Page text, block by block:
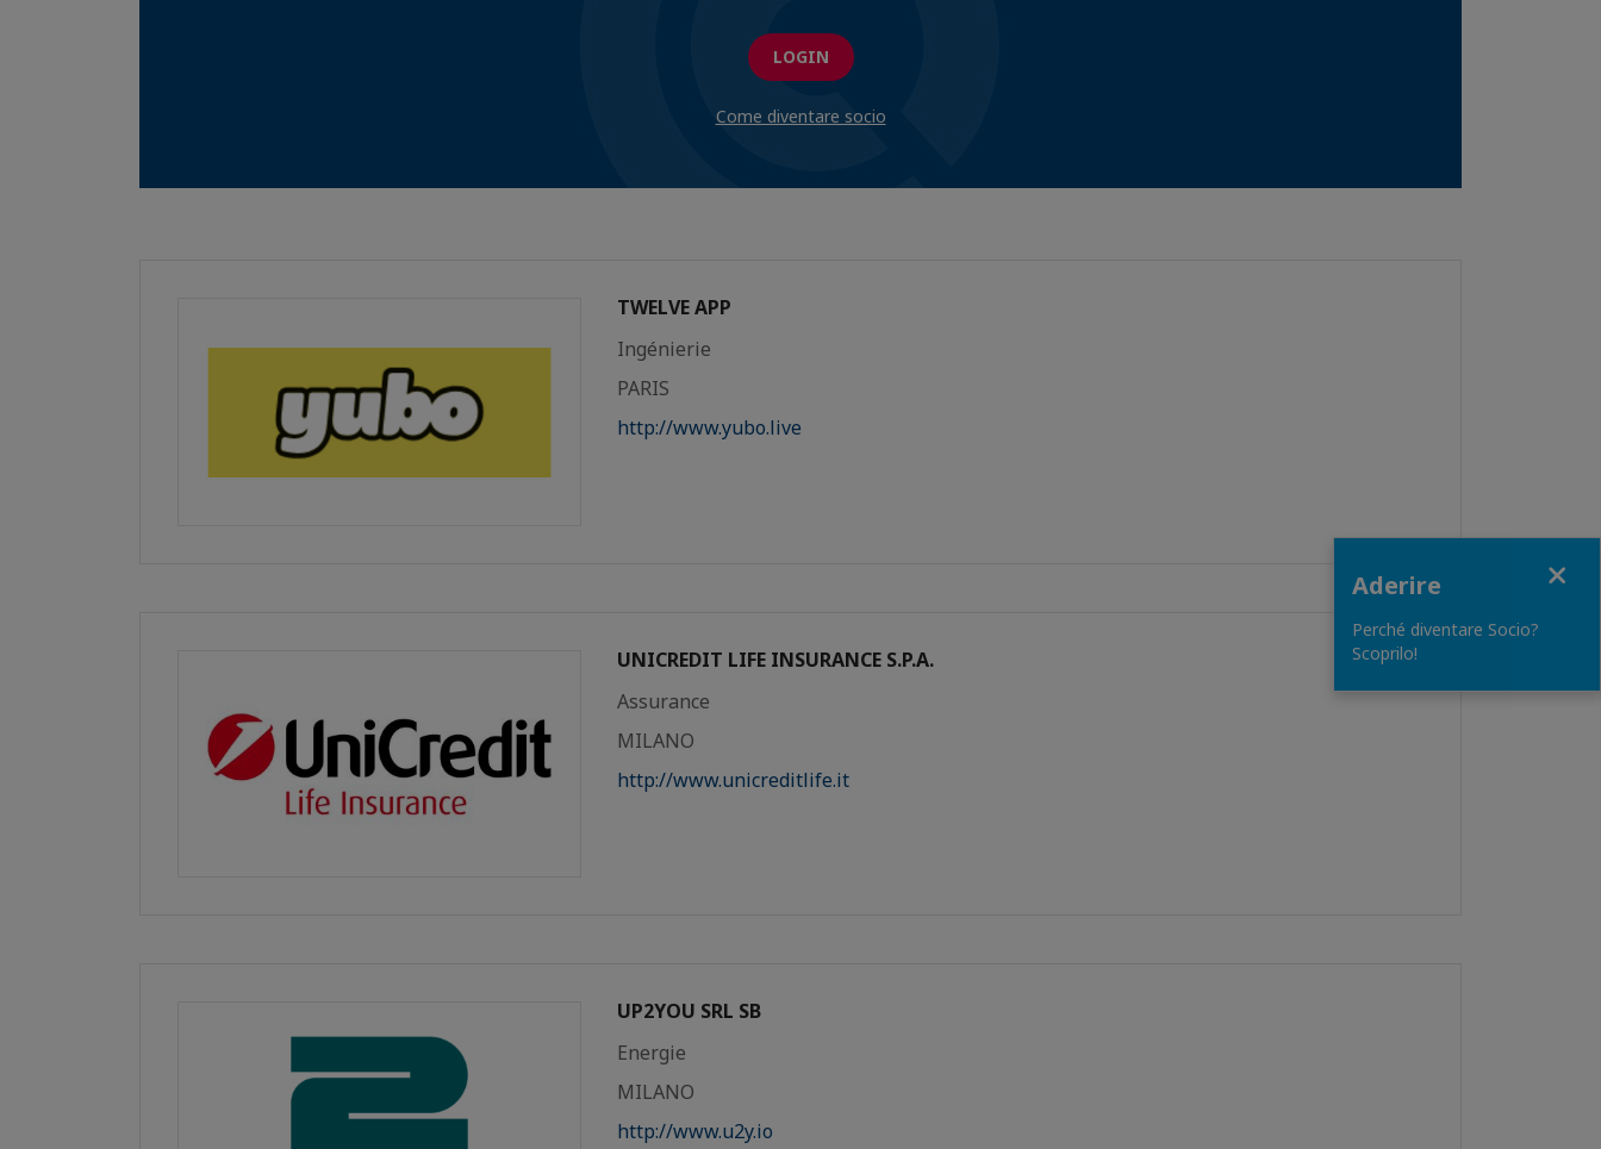
LOGIN
Come diventare socio
TWELVE APP
Ingénierie
PARIS
http://www.yubo.live
UNICREDIT LIFE INSURANCE S.P.A.
Assurance
MILANO
http://www.unicreditlife.it
UP2YOU SRL SB
Energie
MILANO
http://www.u2y.io
Aderire
Perché diventare Socio?
Scoprilo!